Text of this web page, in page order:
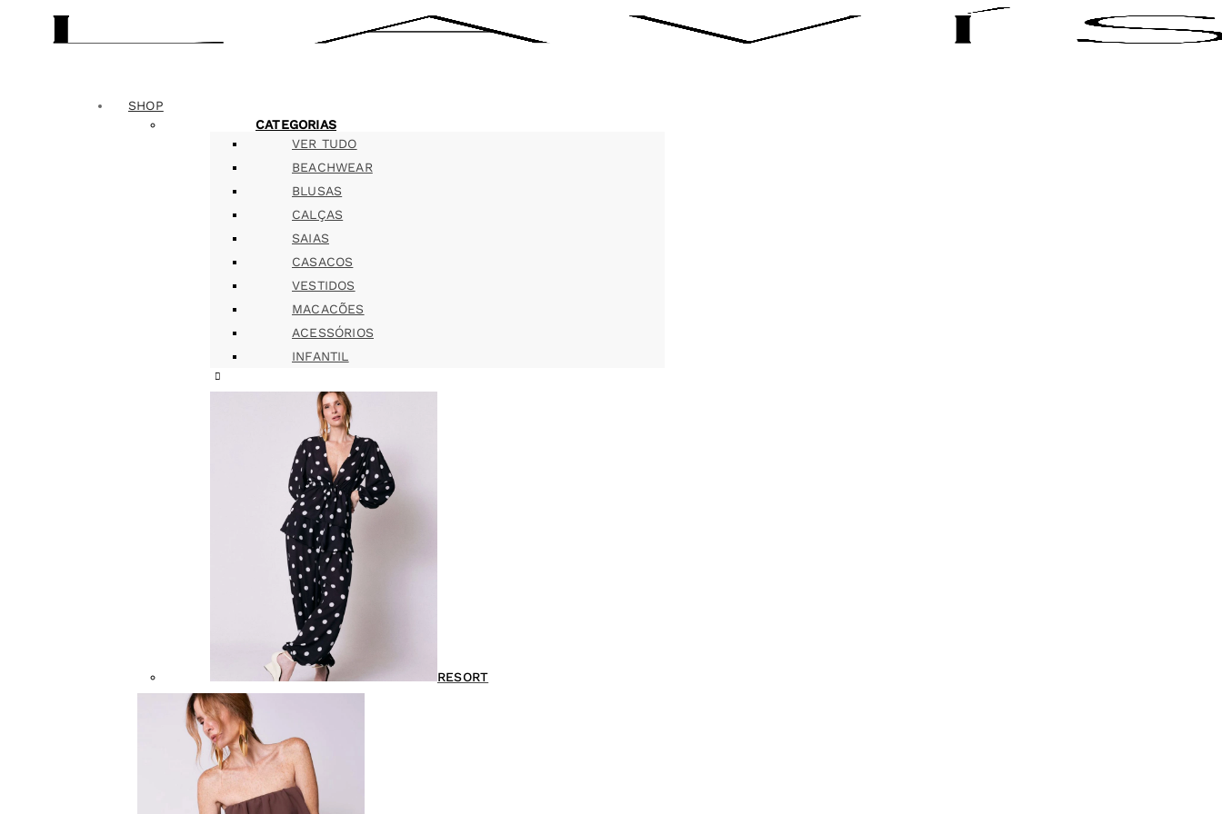
SHOP
CATEGORIAS
VER TUDO
BEACHWEAR
BLUSAS
CALÇAS
SAIAS
CASACOS
VESTIDOS
MACACÕES
ACESSÓRIOS
INFANTIL
RESORT